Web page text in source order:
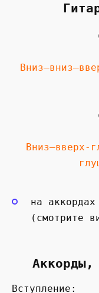
Вниз—вверх-
на
(смотрите